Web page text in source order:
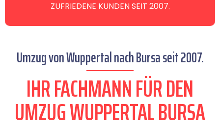
ZUFRIEDENE KUNDEN SEIT 2007.
Umzug von Wuppertal nach Bursa seit 2007.
IHR FACHMANN FÜR DEN
UMZUG WUPPERTAL BURSA